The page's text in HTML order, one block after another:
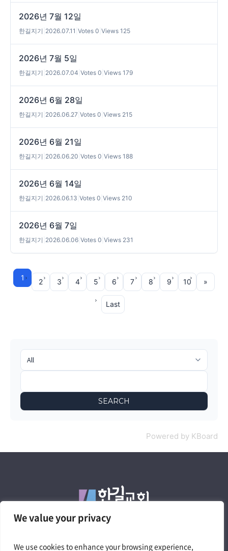
We value your privacy
We use cookies to enhance your browsing experience,
2026년 7월 12일
한길지기 2026.07.11 Votes 0 Views 125
2026년 7월 5일
한길지기 2026.07.04 Votes 0 Views 179
2026년 6월 28일
한길지기 2026.06.27 Votes 0 Views 215
2026년 6월 21일
한길지기 2026.06.20 Votes 0 Views 188
2026년 6월 14일
한길지기 2026.06.13 Votes 0 Views 210
2026년 6월 7일
한길지기 2026.06.06 Votes 0 Views 231
1 2 3 4 5 6 7 8 9 10 »
Last
SEARCH
Powered by KBoard